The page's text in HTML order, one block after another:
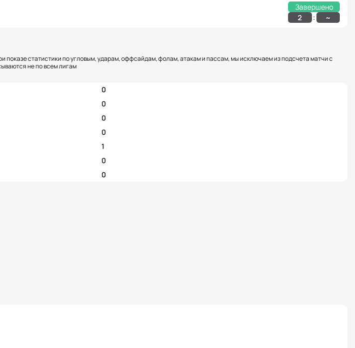
Завершено
2 : ~
показе статистики по угловым, ударам, оффсайдам, фолам, атакам и пассам, мы исключаем из подсчета матчи с
не по всем лигам
0
0
0
0
1
0
0